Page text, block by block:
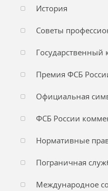
История
Советы
Государственный
Премия ФСБ
Официальная
ФСБ России
Нормативные
Пограничная
Международное